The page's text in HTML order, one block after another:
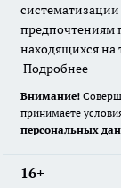
предпочтениям
находящихся на
Подробнее
Внимание!
принимаете
персональных
16+